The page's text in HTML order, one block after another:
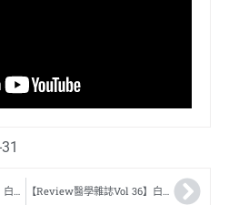
【Review醫學雜誌Vol 36】白內障醫學會 Renato Damaso Rayel, Jr.醫師 【Review醫學雜誌Vol 36】白內障醫學會 Tae im Kim醫師